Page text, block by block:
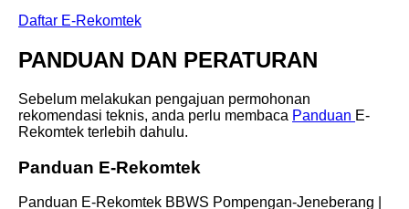
Daftar E-Rekomtek
PANDUAN DAN PERATURAN
Sebelum melakukan pengajuan permohonan
rekomendasi teknis, anda perlu membaca Panduan E-
Rekomtek terlebih dahulu.
Panduan E-Rekomtek
Panduan E-Rekomtek BBWS Pompengan-Jeneberang |